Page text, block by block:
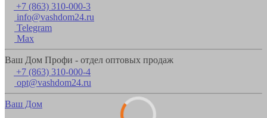
+7 (863) 310-000-3
info@vashdom24.ru
Telegram
Max
Ваш Дом Профи - отдел оптовых продаж
+7 (863) 310-000-4
opt@vashdom24.ru
Ваш Дом